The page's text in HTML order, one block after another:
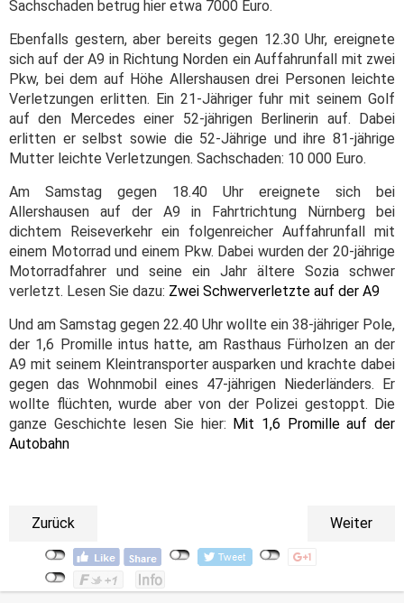
Sachschaden betrug hier etwa 7000 Euro.
Ebenfalls gestern, aber bereits gegen 12.30 Uhr, ereignete
sich auf der A9 in Richtung Norden ein Auffahrunfall mit zwei
Pkw, bei dem auf Höhe Allershausen drei Personen leichte
Verletzungen erlitten. Ein 21-Jähriger fuhr mit seinem Golf
auf den Mercedes einer 52-jährigen Berlinerin auf. Dabei
erlitten er selbst sowie die 52-Jährige und ihre 81-jährige
Mutter leichte Verletzungen. Sachschaden: 10 000 Euro.
Am Samstag gegen 18.40 Uhr ereignete sich bei
Allershausen auf der A9 in Fahrtrichtung Nürnberg bei
dichtem Reiseverkehr ein folgenreicher Auffahrunfall mit
einem Motorrad und einem Pkw. Dabei wurden der 20-jährige
Motorradfahrer und seine ein Jahr ältere Sozia schwer
verletzt. Lesen Sie dazu: Zwei Schwerverletzte auf der A9
Und am Samstag gegen 22.40 Uhr wollte ein 38-jähriger Pole,
der 1,6 Promille intus hatte, am Rasthaus Fürholzen an der
A9 mit seinem Kleintransporter ausparken und krachte dabei
gegen das Wohnmobil eines 47-jährigen Niederländers. Er
wollte flüchten, wurde aber von der Polizei gestoppt. Die
ganze Geschichte lesen Sie hier: Mit 1,6 Promille auf der
Autobahn
Zurück Weiter